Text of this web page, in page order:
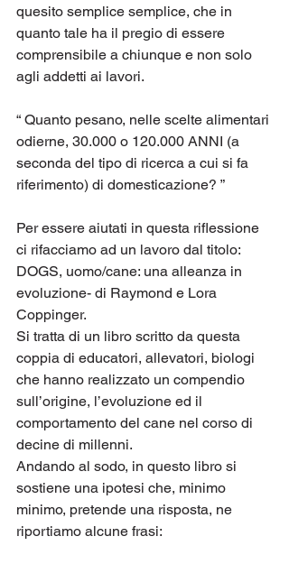
quesito semplice semplice, che in
quanto tale ha il pregio di essere
comprensibile a chiunque e non solo
agli addetti ai lavori.
“ Quanto pesano, nelle scelte alimentari
odierne, 30.000 o 120.000 ANNI (a
seconda del tipo di ricerca a cui si fa
riferimento) di domesticazione? ”
Per essere aiutati in questa riflessione
ci rifacciamo ad un lavoro dal titolo:
DOGS, uomo/cane: una alleanza in
evoluzione- di Raymond e Lora
Coppinger.
Si tratta di un libro scritto da questa
coppia di educatori, allevatori, biologi
che hanno realizzato un compendio
sull’origine, l’evoluzione ed il
comportamento del cane nel corso di
decine di millenni.
Andando al sodo, in questo libro si
sostiene una ipotesi che, minimo
minimo, pretende una risposta, ne
riportiamo alcune frasi: